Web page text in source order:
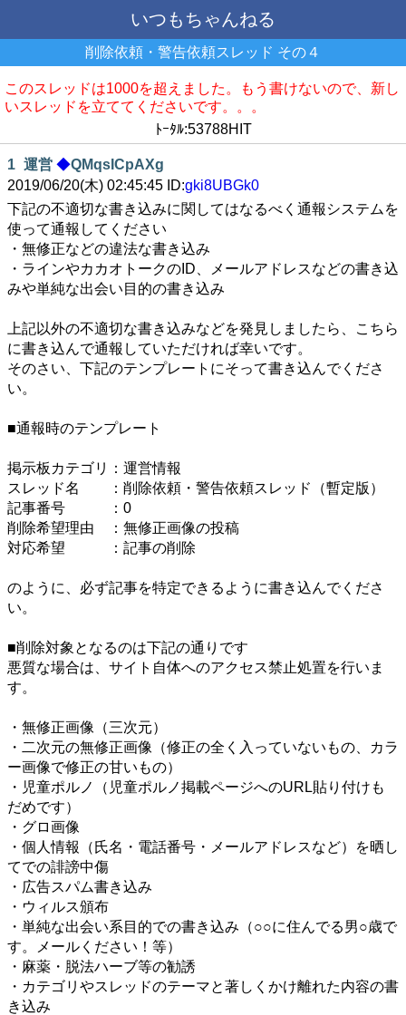
いつもちゃんねる
削除依頼・警告依頼スレッド その４
このスレッドは1000を超えました。もう書けないので、新し
いスレッドを立ててくださいです。。。
ﾄｰﾀﾙ:53788HIT
1 運営 ◆QMqsICpAXg
2019/06/20(木) 02:45:45 ID:gki8UBGk0
下記の不適切な書き込みに関してはなるべく通報システムを
使って通報してください
・無修正などの違法な書き込み
・ラインやカカオトークのID、メールアドレスなどの書き込
みや単純な出会い目的の書き込み
上記以外の不適切な書き込みなどを発見しましたら、こちら
に書き込んで通報していただければ幸いです。
そのさい、下記のテンプレートにそって書き込んでくださ
い。
■通報時のテンプレート
掲示板カテゴリ：運営情報
スレッド名 ：削除依頼・警告依頼スレッド（暫定版）
記事番号 ：0
削除希望理由 ：無修正画像の投稿
対応希望 ：記事の削除
のように、必ず記事を特定できるように書き込んでくださ
い。
■削除対象となるのは下記の通りです
悪質な場合は、サイト自体へのアクセス禁止処置を行いま
す。
・無修正画像（三次元）
・二次元の無修正画像（修正の全く入っていないもの、カラ
ー画像で修正の甘いもの）
・児童ポルノ（児童ポルノ掲載ページへのURL貼り付けも
だめです）
・グロ画像
・個人情報（氏名・電話番号・メールアドレスなど）を晒し
てでの誹謗中傷
・広告スパム書き込み
・ウィルス頒布
・単純な出会い系目的での書き込み（○○に住んでる男○歳で
す。メールください！等）
・麻薬・脱法ハーブ等の勧誘
・カテゴリやスレッドのテーマと著しくかけ離れた内容の書
き込み